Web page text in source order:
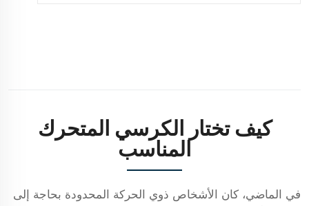
كيف تختار الكرسي المتحرك
المناسب
في الماضي، كان الأشخاص ذوي الحركة المحدودة بحاجة إلى